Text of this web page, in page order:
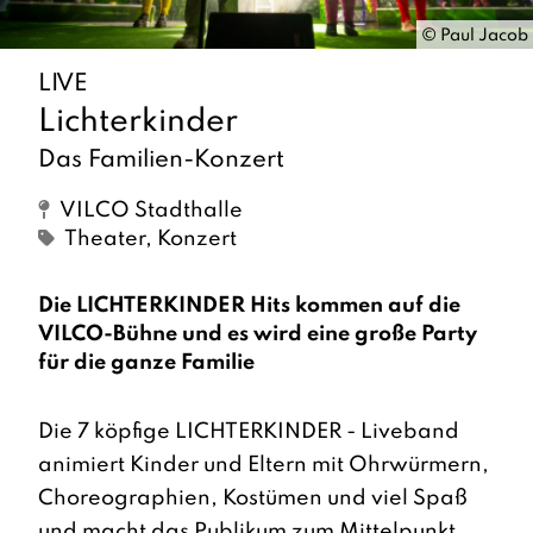
© Paul Jacob
LIVE
Lichterkinder
Das Familien-Konzert
VILCO Stadthalle
Theater, Konzert
Die LICHTERKINDER Hits kommen auf die
VILCO-Bühne und es wird eine große Party
für die ganze Familie
Die 7 köpfige LICHTERKINDER - Liveband
animiert Kinder und Eltern mit Ohrwürmern,
Choreographien, Kostümen und viel Spaß